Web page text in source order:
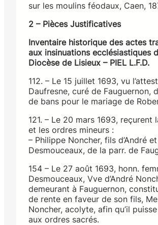
sur les moulins féodaux, Caen,
2 – Pièces Justificatives
Inventaire historique des actes
aux insinuations ecclésiastiques
Diocèse de Lisieux – PIEL L.F.D.
112. – Le 15 juillet 1693, vu
Daufresne, curé de Fauguernon,
de bans pour le mariage de
121. – Le 20 mars 1693, reçurent
et les ordres mineurs :
– Philippe Noncher, fils d’André et
Desmouceaux, de la parr. de
154 – Le 27 août 1693, honn.
Desmouceaux, Vve d’André
demeurant à Fauguernon,
de rente en faveur de son fils,
Noncher, acolyte, afin qu’il
aux ordres sacrés.